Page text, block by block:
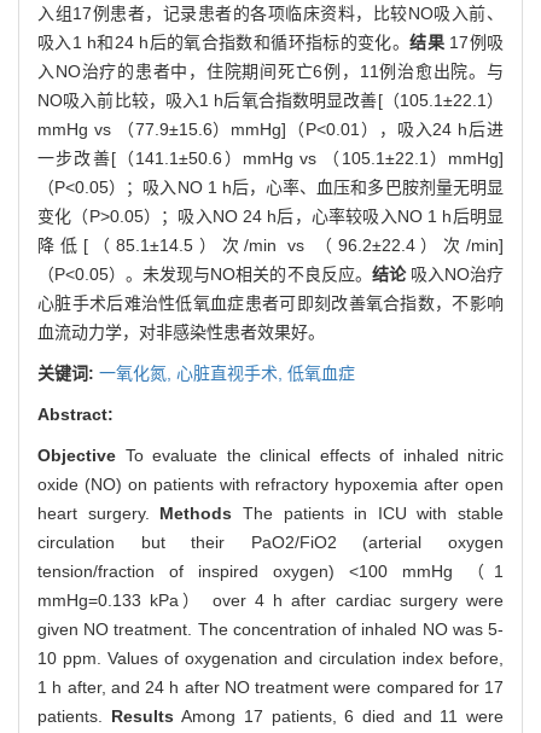
入组17例患者，记录患者的各项临床资料，比较NO吸入前、
吸入1 h和24 h后的氧合指数和循环指标的变化。结果 17例吸
入NO治疗的患者中，住院期间死亡6例，11例治愈出院。与
NO吸入前比较，吸入1 h后氧合指数明显改善[（105.1±22.1）
mmHg vs （77.9±15.6）mmHg]（P<0.01），吸入24 h后进
一步改善[（141.1±50.6）mmHg vs （105.1±22.1）mmHg]
（P<0.05）；吸入NO 1 h后，心率、血压和多巴胺剂量无明显
变化（P>0.05）；吸入NO 24 h后，心率较吸入NO 1 h后明显
降低[（85.1±14.5）次/min vs （96.2±22.4）次/min]
（P<0.05）。未发现与NO相关的不良反应。 结论 吸入NO治疗
心脏手术后难治性低氧血症患者可即刻改善氧合指数，不影响
血流动力学，对非感染性患者效果好。
关键词: 一氧化氮, 心脏直视手术, 低氧血症
Abstract:
Objective To evaluate the clinical effects of inhaled nitric
oxide (NO) on patients with refractory hypoxemia after open
heart surgery. Methods The patients in ICU with stable
circulation but their PaO2/FiO2 (arterial oxygen
tension/fraction of inspired oxygen) <100 mmHg （1
mmHg=0.133 kPa） over 4 h after cardiac surgery were
given NO treatment. The concentration of inhaled NO was 5-
10 ppm. Values of oxygenation and circulation index before,
1 h after, and 24 h after NO treatment were compared for 17
patients. ResultsAmong 17 patients, 6 died and 11 were